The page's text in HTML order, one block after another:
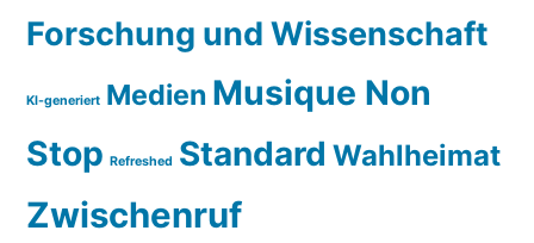
Forschung und Wissenschaft
KI-generiert Medien Musique Non
Stop Refreshed Standard Wahlheimat
Zwischenruf